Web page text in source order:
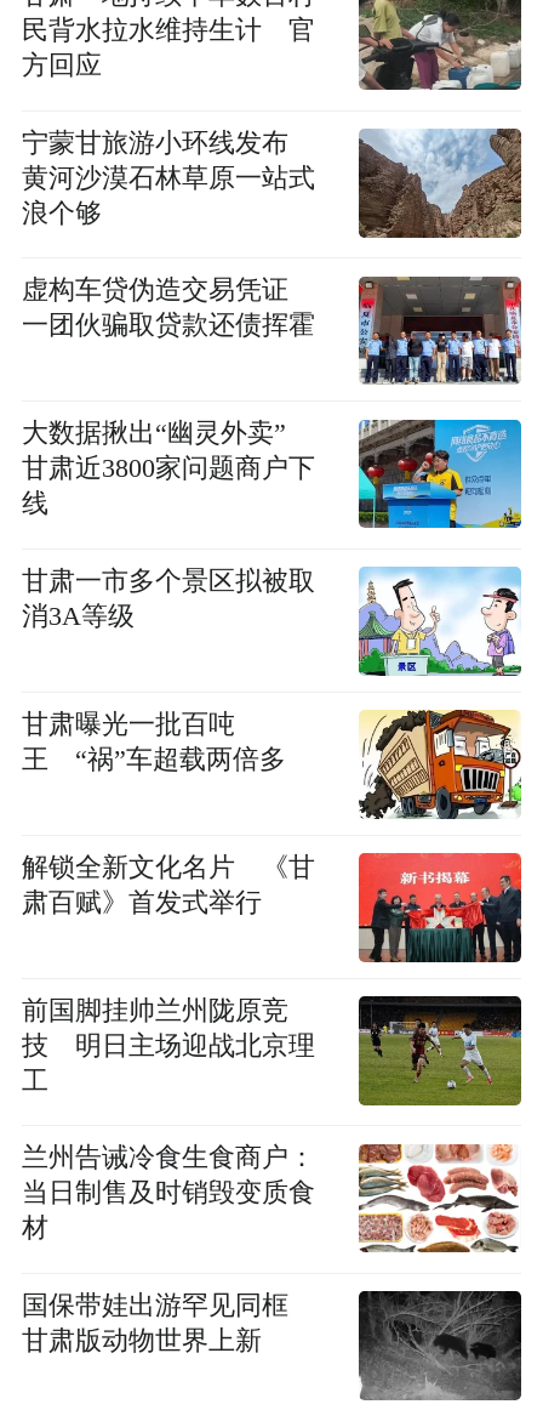
民背水拉水维持生计 官
方回应
宁蒙甘旅游小环线发布
黄河沙漠石林草原一站式
浪个够
虚构车贷伪造交易凭证
一团伙骗取贷款还债挥霍
大数据揪出“幽灵外卖”
甘肃近3800家问题商户下
线
甘肃一市多个景区拟被取
消3A等级
甘肃曝光一批百吨
王 “祸”车超载两倍多
解锁全新文化名片 《甘
肃百赋》首发式举行
前国脚挂帅兰州陇原竞
技 明日主场迎战北京理
工
兰州告诫冷食生食商户：
当日制售及时销毁变质食
材
国保带娃出游罕见同框
甘肃版动物世界上新